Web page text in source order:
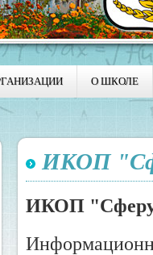
О ШКОЛЕ
ИКОП
ИКОП